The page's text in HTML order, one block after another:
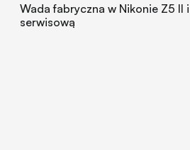
Wada fabryczna w Nikonie Z5 II
serwisową